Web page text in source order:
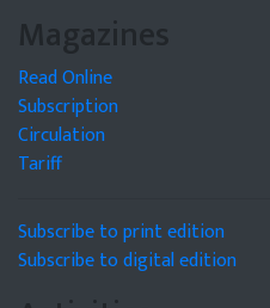
Magazines
Read Online
Subscription
Circulation
Tariff
Subscribe to print edition
Subscribe to digital edition